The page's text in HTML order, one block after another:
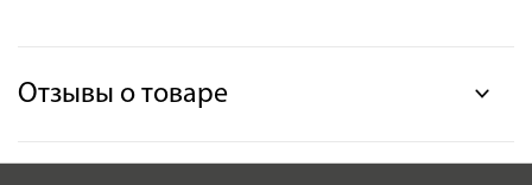
Отзывы о товаре